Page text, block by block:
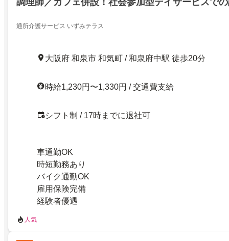
調理師／カフェ併設！社会参加型デイサービスで
通所介護サービス いずみテラス
大阪府 和泉市 和気町 / 和泉府中駅 徒歩20分
時給1,230円〜1,330円 / 交通費支給
シフト制 / 17時までに退社可
車通勤OK
時短勤務あり
バイク通勤OK
雇用保険完備
経験者優遇
人気